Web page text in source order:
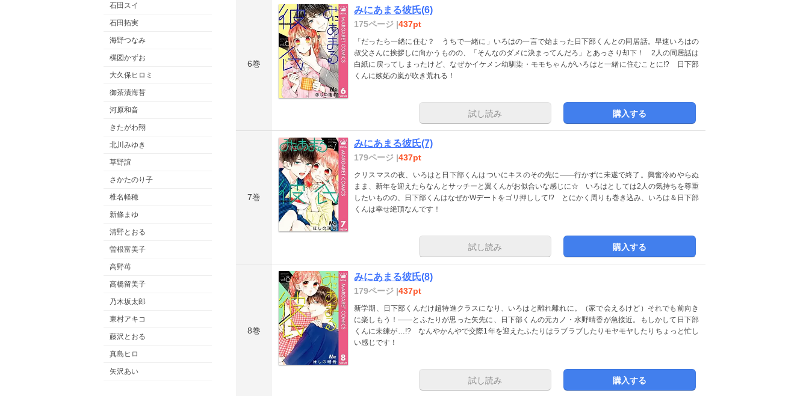
石田スイ
石田拓実
海野つなみ
楳図かずお
大久保ヒロミ
御茶漬海苔
河原和音
きたがわ翔
北川みゆき
草野誼
さかたのり子
椎名軽穂
新條まゆ
清野とおる
曽根富美子
高野苺
高橋留美子
乃木坂太郎
東村アキコ
藤沢とおる
真島ヒロ
矢沢あい
6巻
みにあまる彼氏(6)
175ページ |437pt
「だったら一緒に住む？ うちで一緒に」いろはの一言で始まった日下部くんとの同居話。早速いろはの
叔父さんに挨拶しに向かうものの、「そんなのダメに決まってんだろ」とあっさり却下！ 2人の同居話は
白紙に戻ってしまったけど、なぜかイケメン幼馴染・モモちゃんがいろはと一緒に住むことに!? 日下部
くんに嫉妬の嵐が吹き荒れる！
試し読み 購入する
7巻
みにあまる彼氏(7)
179ページ |437pt
クリスマスの夜、いろはと日下部くんはついにキスのその先に――行かずに未遂で終了。興奮冷めやらぬ
まま、新年を迎えたらなんとサッチーと翼くんがお似合いな感じに☆ いろはとしては2人の気持ちを尊重
したいものの、日下部くんはなぜかWデートをゴリ押しして!? とにかく周りも巻き込み、いろは＆日下部
くんは幸せ絶頂なんです！
試し読み 購入する
8巻
みにあまる彼氏(8)
179ページ |437pt
新学期、日下部くんだけ超特進クラスになり、いろはと離れ離れに。（家で会えるけど）それでも前向き
に楽しもう！――とふたりが思った矢先に、日下部くんの元カノ・水野晴香が急接近。もしかして日下部
くんに未練が…!? なんやかんやで交際1年を迎えたふたりはラブラブしたりモヤモヤしたりちょっと忙し
い感じです！
試し読み 購入する